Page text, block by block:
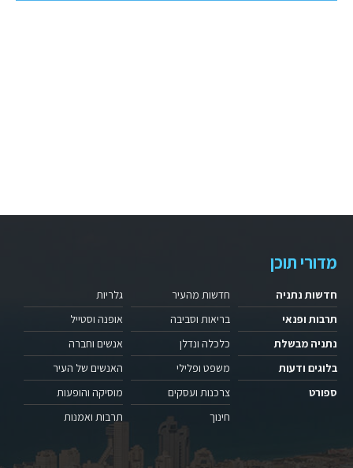
מדורי תוכן
חדשות נתניה
תרבות ופנאי
נתניה מבשלת
בלוגים ודעות
ספורט
חדשות מהעיר
בריאות וסביבה
כלכלה ונדלן
משפט ופלילי
צרכנות ועסקים
חינוך
גלריות
אופנה וסטייל
אנשים וחברה
האנשים של העיר
מוסיקה והופעות
תרבות ואמנות